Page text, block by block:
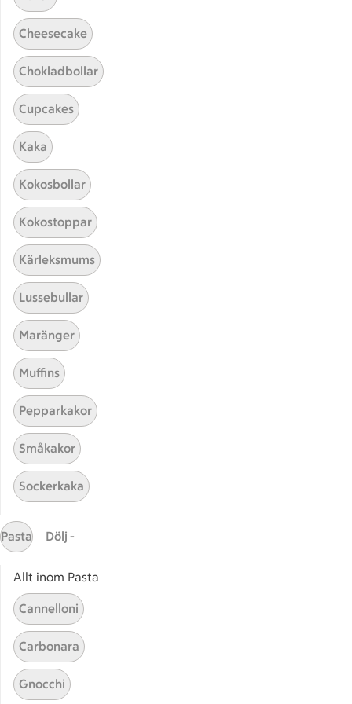
Testa att söka på något nytt, eller ta bort något av
Knäck
Här hittar du alla goda recept du har sparat och
Sidfot
Start
Få snabbt svar
FAQ
Cheesecake
Chokladbollar
Cupcakes
Kaka
Kokosbollar
Kokostoppar
Kärleksmums
Lussebullar
Maränger
Muffins
Pepparkakor
Småkakor
Sockerkaka
Pasta Dölj -
Allt inom Pasta
Cannelloni
Carbonara
Gnocchi